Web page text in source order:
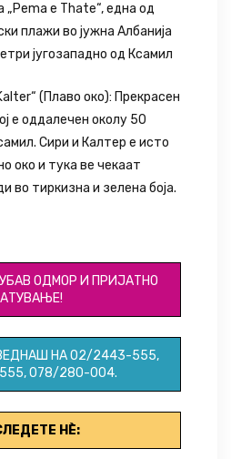
„Pema e Тhate“, една од
плажи во јужна Албанија
југозападно од Ксамил
(Плаво око): Прекрасен
е оддалечен околу 50
Сири и Калтер е исто
око и тука ве чекаат
во тиркизна и зелена боја.
ОДМОР И ПРИЈАТНО
НА 02/2443-555,
078/280-004.
НЀ: